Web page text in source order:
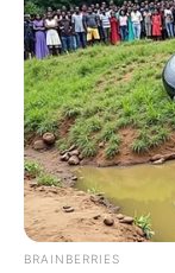
BRAINBERRIES